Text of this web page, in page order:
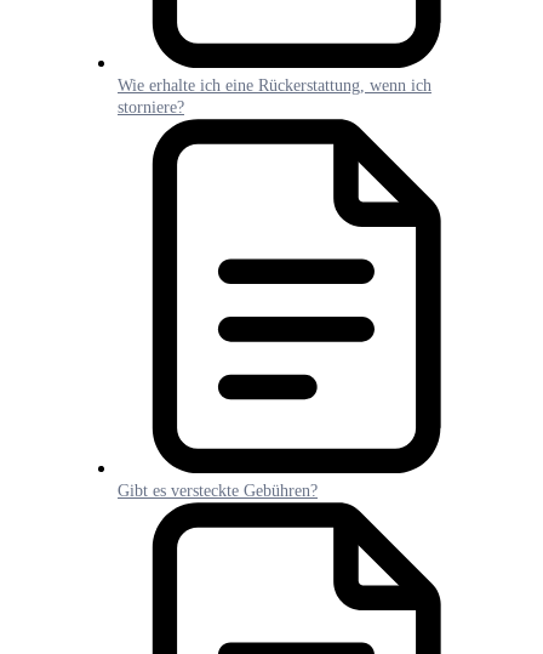
Wie erhalte ich eine Rückerstattung, wenn ich
storniere?
Gibt es versteckte Gebühren?